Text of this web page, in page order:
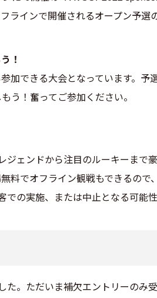
ラインで開催されるオープン予選
！
加できる大会となっています。
う！奮ってご参加ください。
ジェンドから注目のルーキーまで
料でオフライン観戦もできるので
の実施、または中止となる可能性
た。ただいま補欠エントリーのみ